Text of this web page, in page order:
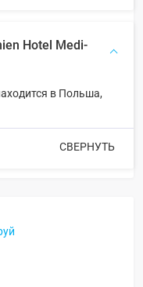
Hotel Medi-
в Польша,
СВЕРНУТЬ